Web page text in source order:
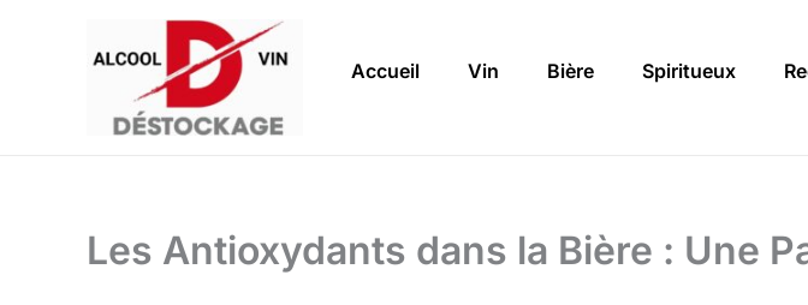
Accueil Vin Bière Spiritueux
Les Antioxydants dans la Bière : Une